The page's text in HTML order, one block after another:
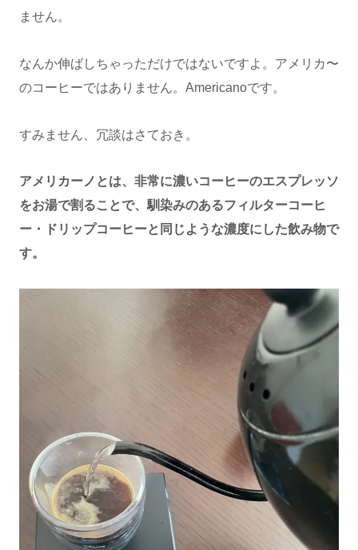
ません。
なんか伸ばしちゃっただけではないですよ。アメリカ〜
のコーヒーではありません。Americanoです。
すみません、冗談はさておき。
アメリカーノとは、非常に濃いコーヒーのエスプレッソ
をお湯で割ることで、馴染みのあるフィルターコーヒ
ー・ドリップコーヒーと同じような濃度にした飲み物で
す。